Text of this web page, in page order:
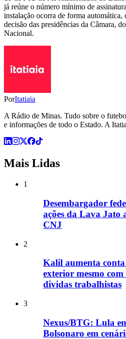
já reúne o número mínimo de
instalação ocorra de forma automática,
decisão das presidências da Câmara,
Nacional.
PorItatiaia
A Rádio de Minas. Tudo sobre o
e informações de todo o Estado. A
Mais Lidas
1
Desembargador
ações da Lava Jato
CNJ
2
Kalil aumenta
exterior mesmo
dividas trabalhistas
3
Nexus/BTG: Lula
Bolsonaro em